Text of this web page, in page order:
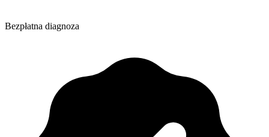
Bezpłatna diagnoza